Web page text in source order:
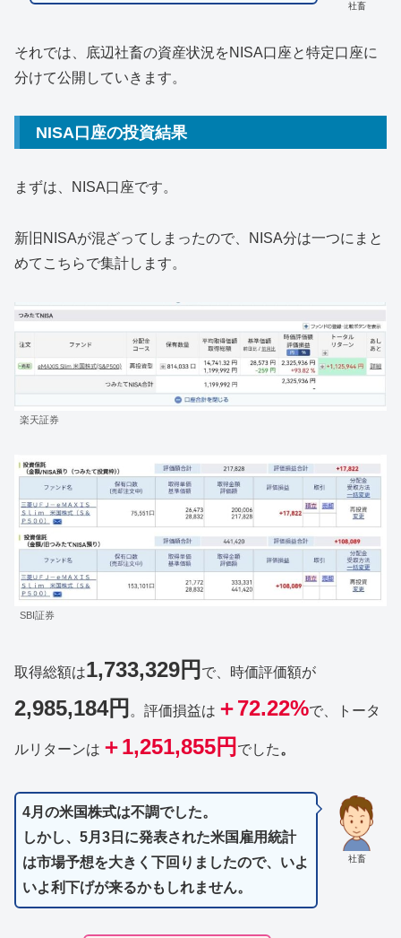
社畜
それでは、底辺社畜の資産状況をNISA口座と特定口座に
分けて公開していきます。
NISA口座の投資結果
まずは、NISA口座です。
新旧NISAが混ざってしまったので、NISA分は一つにまと
めてこちらで集計します。
楽天証券
SBI証券
取得総額は1,733,329円 で、時価評価額が
2,985,184円 。評価損益は ＋72.22%で、トータ
ルリターンは ＋1,251,855円 でした。
社畜
4月の米国株式は不調でした。
しかし、5月3日に発表された米国雇用統計
は市場予想を大きく下回りましたので、いよ
いよ利下げが来るかもしれません。